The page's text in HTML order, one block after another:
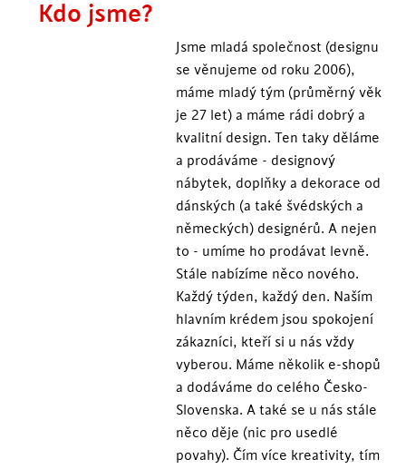
Kdo jsme?
Jsme mladá společnost (designu
se věnujeme od roku 2006),
máme mladý tým (průměrný věk
je 27 let) a máme rádi dobrý a
kvalitní design. Ten taky děláme
a prodáváme - designový
nábytek, doplňky a dekorace od
dánských (a také švédských a
německých) designérů. A nejen
to - umíme ho prodávat levně.
Stále nabízíme něco nového.
Každý týden, každý den. Naším
hlavním krédem jsou spokojení
zákazníci, kteří si u nás vždy
vyberou. Máme několik e-shopů
a dodáváme do celého Česko-
Slovenska. A také se u nás stále
něco děje (nic pro usedlé
povahy). Čím více kreativity, tím